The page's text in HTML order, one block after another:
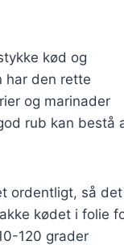
kød og
har den rette
og marinader
rub kan bestå
ordentligt, så det
kødet i folie
120 grader